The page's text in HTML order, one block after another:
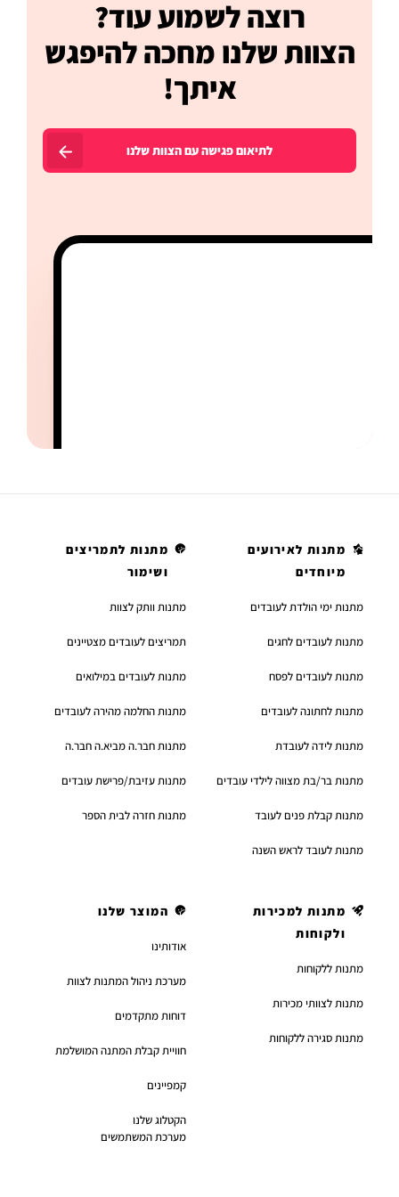
רוצה לשמוע עוד?
הצוות שלנו מחכה להיפגש
איתך!
לתיאום פגישה עם הצוות שלנו
מתנות לאירועים
מיוחדים
מתנות ימי הולדת לעובדים
מתנות לעובדים לחגים
מתנות לעובדים לפסח
מתנות לחתונה לעובדים
מתנות לידה לעובדת
מתנות בר/בת מצווה לילדי עובדים
מתנות קבלת פנים לעובד
מתנות לעובד לראש השנה
מתנות לתמריצים
ושימור
מתנות וותק לצוות
תמריצים לעובדים מצטיינים
מתנות לעובדים במילואים
מתנות החלמה מהירה לעובדים
מתנות חבר.ה מביא.ה חבר.ה
מתנות עזיבת/פרישת עובדים
מתנות חזרה לבית הספר
מתנות למכירות
ולקוחות
מתנות ללקוחות
מתנות לצוותי מכירות
מתנות סגירה ללקוחות
המוצר שלנו
אודותינו
מערכת ניהול המתנות לצוות
דוחות מתקדמים
חוויית קבלת המתנה המושלמת
קמפיינים
הקטלוג שלנו
מערכת המשתמשים